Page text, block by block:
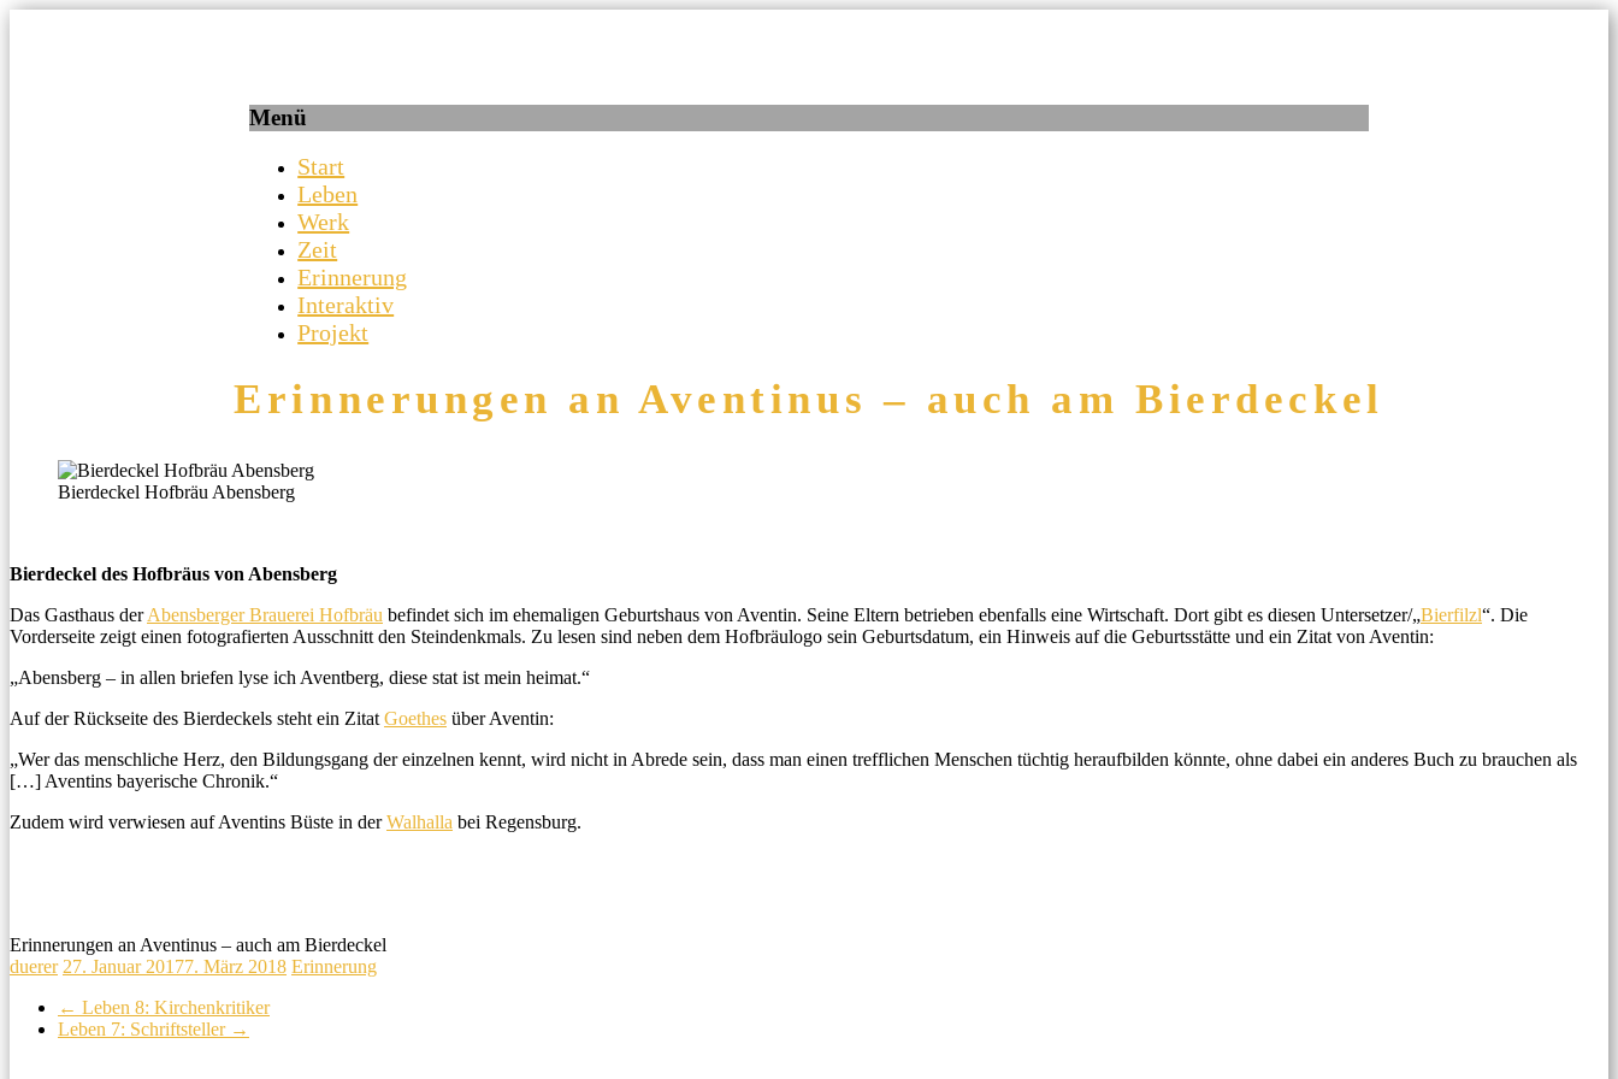
Menü
Start
Leben
Werk
Zeit
Erinnerung
Interaktiv
Projekt
Erinnerungen an Aventinus – auch am Bierdeckel
Bierdeckel Hofbräu Abensberg
Bierdeckel des Hofbräus von Abensberg
Das Gasthaus derAbensberger Brauerei Hofbräu befindet sich im ehemaligen Geburtshaus von Aventin. Seine Eltern betrieben ebenfalls eine Wirtschaft. Dort gibt es diesen Untersetzer/„Bierfilzl“. Die
Vorderseite zeigt einen fotografierten Ausschnitt den Steindenkmals. Zu lesen sind neben dem Hofbräulogo sein Geburtsdatum, ein Hinweis auf die Geburtsstätte und ein Zitat von Aventin:
„Abensberg – in allen briefen lyse ich Aventberg, diese stat ist mein heimat.“
Auf der Rückseite des Bierdeckels steht ein Zitat Goethes über Aventin:
„Wer das menschliche Herz, den Bildungsgang der einzelnen kennt, wird nicht in Abrede sein, dass man einen trefflichen Menschen tüchtig heraufbilden könnte, ohne dabei ein anderes Buch zu brauchen als
[…] Aventins bayerische Chronik.“
Zudem wird verwiesen auf Aventins Büste in derWalhalla bei Regensburg.
Erinnerungen an Aventinus – auch am Bierdeckel
duerer 27. Januar 20177. März 2018 Erinnerung
← Leben 8: Kirchenkritiker
Leben 7: Schriftsteller →